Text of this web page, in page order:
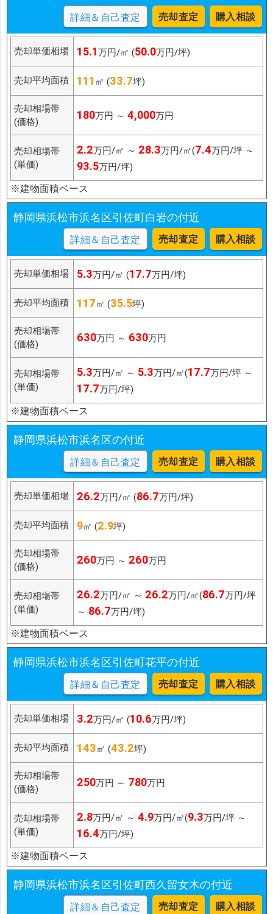
詳細＆自己査定 売却査定 購入相談
売却単価相場 15.1万円/㎡ (50.0万円/坪)
売却平均面積 111 ㎡ (33.7坪)
売却相場帯
(価格)
180万円 ～ 4,000万円
売却相場帯
(単価)
2.2万円/㎡ ～ 28.3万円/㎡(7.4万円/坪 ～
93.5万円/坪)
※建物面積ベース
静岡県浜松市浜名区引佐町白岩の付近
詳細＆自己査定 売却査定 購入相談
売却単価相場 5.3万円/㎡ (17.7万円/坪)
売却平均面積 117㎡ (35.5坪)
売却相場帯
(価格)
630万円 ～ 630万円
売却相場帯
(単価)
5.3万円/㎡ ～ 5.3万円/㎡(17.7万円/坪 ～
17.7万円/坪)
※建物面積ベース
静岡県浜松市浜名区の付近
詳細＆自己査定 売却査定 購入相談
売却単価相場 26.2万円/㎡ (86.7万円/坪)
売却平均面積 9㎡ (2.9坪)
売却相場帯
(価格)
260万円 ～ 260万円
売却相場帯
(単価)
26.2万円/㎡ ～ 26.2万円/㎡(86.7万円/坪
～ 86.7万円/坪)
※建物面積ベース
静岡県浜松市浜名区引佐町花平の付近
詳細＆自己査定 売却査定 購入相談
売却単価相場 3.2万円/㎡ (10.6万円/坪)
売却平均面積 143㎡ (43.2坪)
売却相場帯
(価格)
250万円 ～ 780万円
売却相場帯
(単価)
2.8万円/㎡ ～ 4.9万円/㎡(9.3万円/坪 ～
16.4万円/坪)
※建物面積ベース
静岡県浜松市浜名区引佐町西久留女木の付近
詳細＆自己査定 売却査定 購入相談